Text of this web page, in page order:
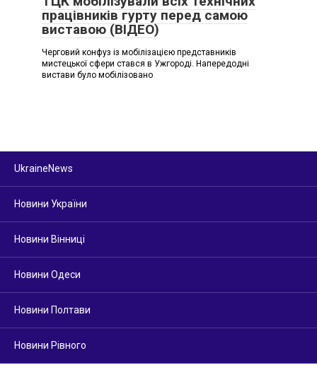
працівників гурту перед самою
виставою (ВІДЕО)
Черговий конфуз із мобілізацією представників
мистецької сфери стався в Ужгороді. Напередодні
вистави було мобілізовано
UkraineNews
Новини України
Новини Вінниці
Новини Одеси
Новини Полтави
Новини Рівного